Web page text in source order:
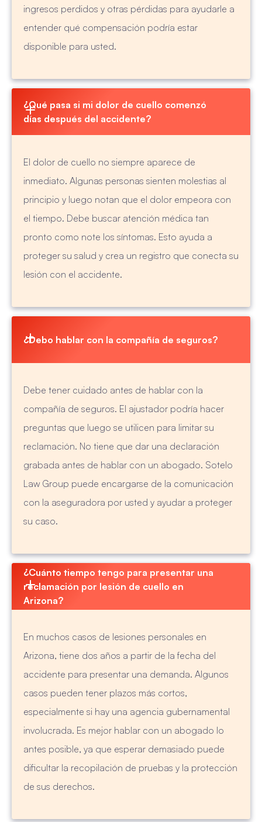
ingresos perdidos y otras pérdidas para ayudarle a
entender qué compensación podría estar
disponible para usted.
¿Qué pasa si mi dolor de cuello comenzó
días después del accidente?
El dolor de cuello no siempre aparece de
inmediato. Algunas personas sienten molestias al
principio y luego notan que el dolor empeora con
el tiempo. Debe buscar atención médica tan
pronto como note los síntomas. Esto ayuda a
proteger su salud y crea un registro que conecta su
lesión con el accidente.
¿Debo hablar con la compañía de seguros?
Debe tener cuidado antes de hablar con la
compañía de seguros. El ajustador podría hacer
preguntas que luego se utilicen para limitar su
reclamación. No tiene que dar una declaración
grabada antes de hablar con un abogado. Sotelo
Law Group puede encargarse de la comunicación
con la aseguradora por usted y ayudar a proteger
su caso.
¿Cuánto tiempo tengo para presentar una
reclamación por lesión de cuello en
Arizona?
En muchos casos de lesiones personales en
Arizona, tiene dos años a partir de la fecha del
accidente para presentar una demanda. Algunos
casos pueden tener plazos más cortos,
especialmente si hay una agencia gubernamental
involucrada. Es mejor hablar con un abogado lo
antes posible, ya que esperar demasiado puede
dificultar la recopilación de pruebas y la protección
de sus derechos.